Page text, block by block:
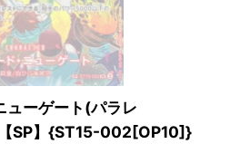
ューゲート(パラレ
SP】{ST15-002[OP10]}